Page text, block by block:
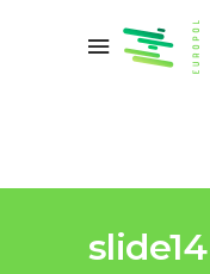
slide14